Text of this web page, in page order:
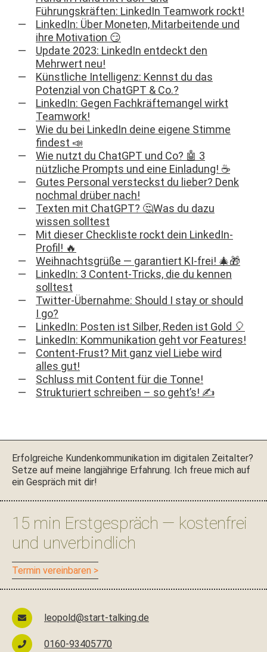
Führungskräften: LinkedIn Teamwork rockt!
LinkedIn: Über Moneten, Mitarbeitende und
ihre Motivation 😏
Update 2023: LinkedIn entdeckt den
Mehrwert neu!
Künstliche Intelligenz: Kennst du das
Potenzial von ChatGPT & Co.?
LinkedIn: Gegen Fachkräftemangel wirkt
Teamwork!
Wie du bei LinkedIn deine eigene Stimme
findest 📣
Wie nutzt du ChatGPT und Co? 🤖 3
nützliche Prompts und eine Einladung! ☕
Gutes Personal versteckst du lieber? Denk
nochmal drüber nach!
Texten mit ChatGPT? 🤔Was du dazu
wissen solltest
Mit dieser Checkliste rockt dein LinkedIn-
Profil! 🔥
Weihnachtsgrüße — garantiert KI-frei! 🎄🎁
LinkedIn: 3 Content-Tricks, die du kennen
solltest
Twitter-Übernahme: Should I stay or should
I go?
LinkedIn: Posten ist Silber, Reden ist Gold 🎈
LinkedIn: Kommunikation geht vor Features!
Content-Frust? Mit ganz viel Liebe wird
alles gut!
Schluss mit Content für die Tonne!
Strukturiert schreiben – so geht’s! ✍️
Erfol­gre­iche Kun­denkom­mu­nika­tion im dig­i­tal­en Zeital­ter?
Set­ze auf meine langjährige Erfahrung. Ich freue mich auf
ein Gespräch mit dir!
15 min Erstgespräch — kostenfrei
und unverbindlich
Ter­min vereinbaren >
leopold@start-talking.de
0160-93405770